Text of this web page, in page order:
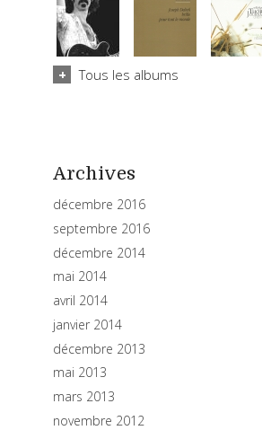
Tous les albums
Archives
décembre 2016
septembre 2016
décembre 2014
mai 2014
avril 2014
janvier 2014
décembre 2013
mai 2013
mars 2013
novembre 2012